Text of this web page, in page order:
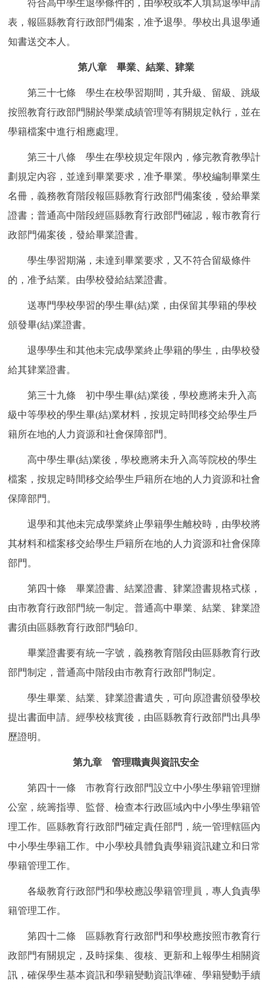
符合高中學生退學條件的，由學校或本人填寫退學申請
表，報區縣教育行政部門備案，准予退學。學校出具退學通
知書送交本人。
第八章 畢業、結業、肄業
第三十七條 學生在校學習期間，其升級、留級、跳級
按照教育行政部門關於學業成績管理等有關規定執行，並在
學籍檔案中進行相應處理。
第三十八條 學生在學校規定年限內，修完教育教學計
劃規定內容，並達到畢業要求，准予畢業。學校編制畢業生
名冊，義務教育階段報區縣教育行政部門備案後，發給畢業
證書；普通高中階段經區縣教育行政部門確認，報市教育行
政部門備案後，發給畢業證書。
學生學習期滿，未達到畢業要求，又不符合留級條件
的，准予結業。由學校發給結業證書。
送專門學校學習的學生畢(結)業，由保留其學籍的學校
頒發畢(結)業證書。
退學學生和其他未完成學業終止學籍的學生，由學校發
給其肄業證書。
第三十九條 初中學生畢(結)業後，學校應將未升入高
級中等學校的學生畢(結)業材料，按規定時間移交給學生戶
籍所在地的人力資源和社會保障部門。
高中學生畢(結)業後，學校應將未升入高等院校的學生
檔案，按規定時間移交給學生戶籍所在地的人力資源和社會
保障部門。
退學和其他未完成學業終止學籍學生離校時，由學校將
其材料和檔案移交給學生戶籍所在地的人力資源和社會保障
部門。
第四十條 畢業證書、結業證書、肄業證書規格式樣，
由市教育行政部門統一制定。普通高中畢業、結業、肄業證
書須由區縣教育行政部門驗印。
畢業證書要有統一字號，義務教育階段由區縣教育行政
部門制定，普通高中階段由市教育行政部門制定。
學生畢業、結業、肄業證書遺失，可向原證書頒發學校
提出書面申請。經學校核實後，由區縣教育行政部門出具學
歷證明。
第九章 管理職責與資訊安全
第四十一條 市教育行政部門設立中小學生學籍管理辦
公室，統籌指導、監督、檢查本行政區域內中小學生學籍管
理工作。區縣教育行政部門確定責任部門，統一管理轄區內
中小學生學籍工作。中小學校具體負責學籍資訊建立和日常
學籍管理工作。
各級教育行政部門和學校應設學籍管理員，專人負責學
籍管理工作。
第四十二條 區縣教育行政部門和學校應按照市教育行
政部門有關規定，及時採集、復核、更新和上報學生相關資
訊，確保學生基本資訊和學籍變動資訊準確、學籍變動手續